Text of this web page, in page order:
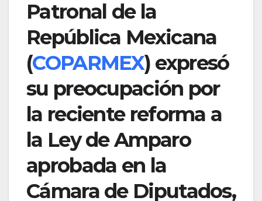
Patronal de la
República Mexicana
(COPARMEX) expresó
su preocupación por
la reciente reforma a
la Ley de Amparo
aprobada en la
Cámara de Diputados,